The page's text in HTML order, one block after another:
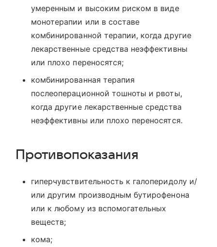
умеренным и высоким риском в виде
монотерапии или в составе
комбинированной терапии, когда другие
лекарственные средства неэффективны
или плохо переносятся;
комбинированная терапия
послеоперационной тошноты и рвоты,
когда другие лекарственные средства
неэффективны или плохо переносятся.
Противопоказания
гиперчувствительность к галоперидолу и/
или другим производным бутирофенона
или к любому из вспомогательных
веществ;
кома;